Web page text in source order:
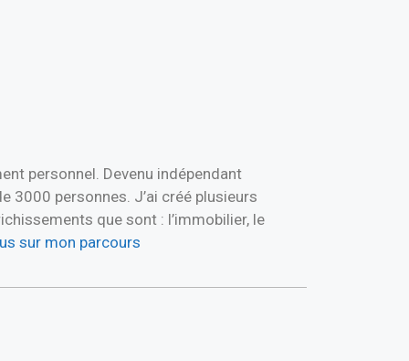
personnel. Devenu indépendant
3000 personnes. J’ai créé plusieurs
que sont : l’immobilier, le
sur mon parcours